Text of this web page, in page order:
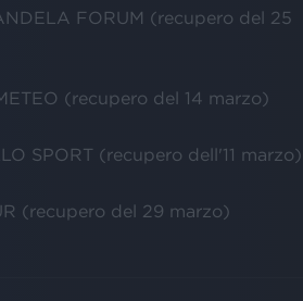
FORUM (recupero del 25
(recupero del 14 marzo)
SPORT (recupero dell'11 marzo)
(recupero del 29 marzo)